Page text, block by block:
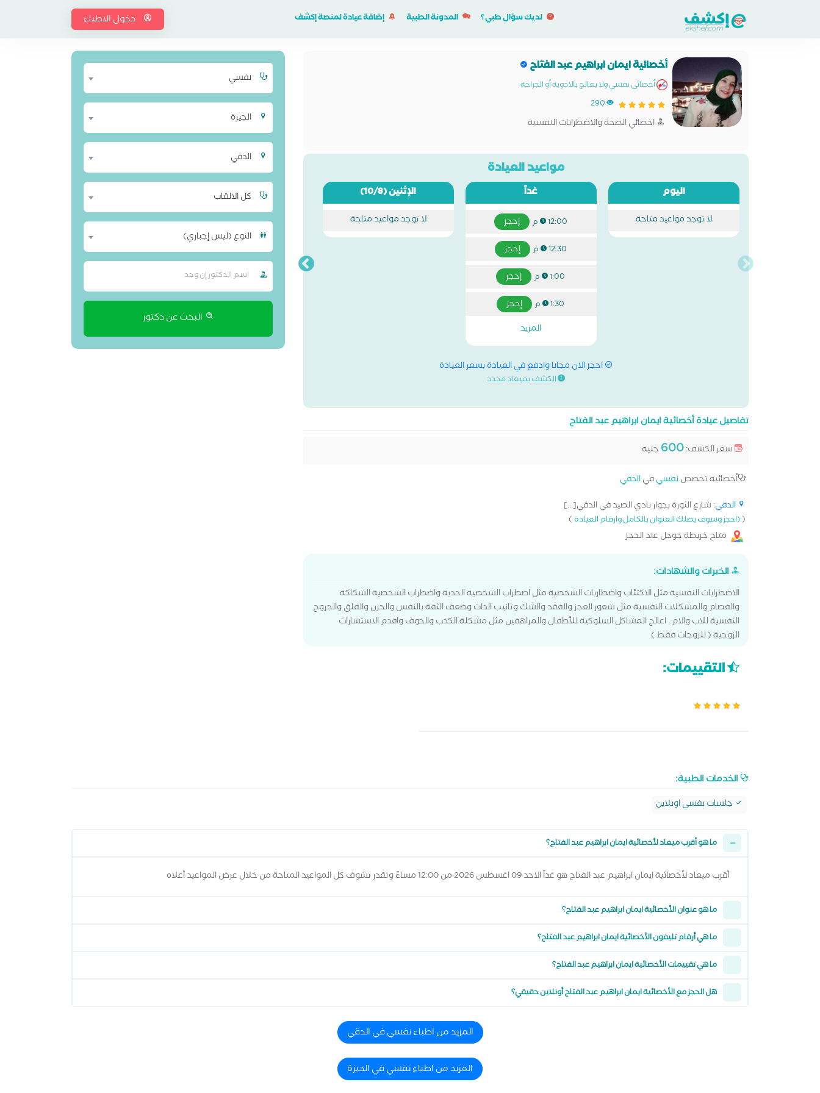
لديك سؤال طبي؟ المدونة الطبية إضافة عيادة لمنصة إكشف دخول الاطباء
أخصائية ايمان ابراهيم عبد الفتاح
أخصائي نفسي ولا يعالج بالادوية أو الجراحة
290
اخصائي الصحة والاضطرابات النفسية
مواعيد العيادة
اليوم
لا توجد مواعيد متاحة
غداً
12:00 م إحجز
12:30 م إحجز
1:00 م إحجز
1:30 م
إحجز
المزيد
الإثنين(10/8)
لا توجد مواعيد متاحة
احجز الان مجانا وادفع في العيادة بسعر العيادة
الكشف بميعاد محدد
تفاصيل عيادة أخصائية ايمان ابراهيم عبد الفتاح
سعر الكشف:600 جنيه
أخصائية تخصصنفسيفيالدقي
الدقي: شارع الثورة بجوار نادي الصيد في الدقي[...]
((احجز وسوف يصلك العنوان بالكامل وارقام العيادة)
متاح خريطة جوجل عند الحجز
الخبرات والشهادات:
الاضطرابات النفسية مثل الاكتئاب واضطاربات الشخصية مثل اضطراب الشخصية الحدية واضطراب الشخصية الشكاكة
والفصام والمشكلات النفسية مثل شعور العجز والفقد والشك وتانيب الذات وضعف الثقة بالنفس والحزن والقلق والجروح
النفسية للاب والام.. اعالج المشاكل السلوكية للأطفال والمراهقين مثل مشكلة الكذب والخوف واقدم الاستشارات
الزوجية ( للزوجات فقط )
نفسي
الجيزة
الدقي
كل الالقاب
النوع (ليس إجباري)
البحث عن دكتور
التقييمات:
الخدمات الطبية:
جلسات نفسي اونلاين
ما هو أقرب ميعاد لأخصائية ايمان ابراهيم عبد الفتاح؟
أقرب ميعاد لأخصائية ايمان ابراهيم عبد الفتاح هو غداً الاحد 09 اغسطس 2026 من 12:00 مساءً وتقدر تشوف كل المواعيد المتاحة من خلال عرض المواعيد أعلاه
ما هو عنوان الأخصائية ايمان ابراهيم عبد الفتاح؟
ما هي أرقام تليفون الأخصائية ايمان ابراهيم عبد الفتاح؟
ما هي تقييمات الأخصائية ايمان ابراهيم عبد الفتاح؟
هل الحجز مع الأخصائية ايمان ابراهيم عبد الفتاح أونلاين حقيقي؟
المزيد من اطباء نفسي في الدقي
المزيد من اطباء نفسي في الجيزة